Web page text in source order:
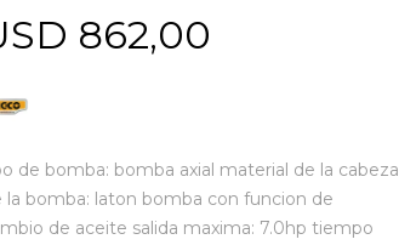
862,00
de bomba: bomba axial material de la cabeza
la bomba: laton bomba con funcion de
de aceite salida maxima: 7.0hp tiempo